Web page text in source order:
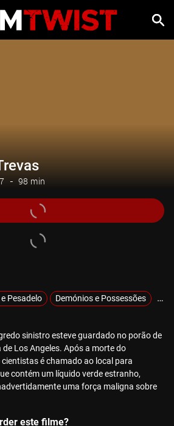
98 min
Pesadelo Demónios e Possessões
sinistro esteve guardado no porão de
Los Angeles. Após a morte do
é chamado ao local para
contém um líquido verde estranho,
uma força maligna sobre
este filme?